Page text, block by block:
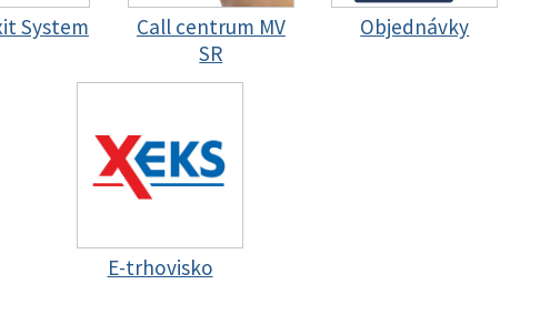
System
Call centrum MV
SR
Objednávky
E-trhovisko